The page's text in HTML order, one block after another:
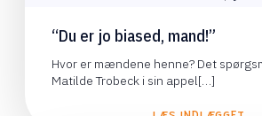
“Du er jo biased, mand!”
Hvor er mændene henne? Det
Matilde Trobeck i sin appel[…]